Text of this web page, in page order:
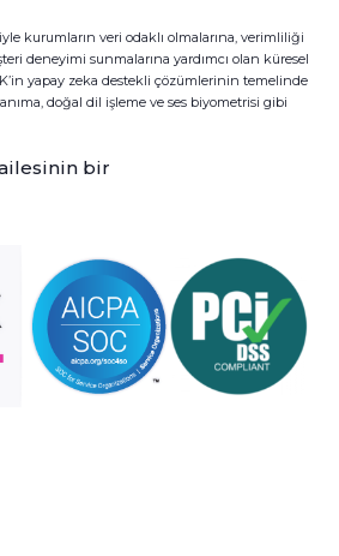
kurumların veri odaklı olmalarına, verimliliği
deneyimi sunmalarına yardımcı olan küresel
yapay zeka destekli çözümlerinin temelinde
doğal dil işleme ve ses biyometrisi gibi
bir